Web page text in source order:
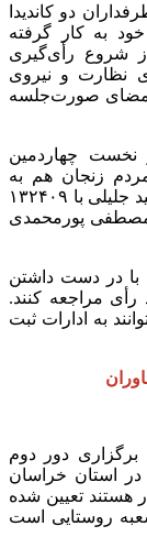
۸ صبح دیروز طرفداران دو کاندیدا
خود به کار گرفته
شروع رأی‌گیری
نظارت و نیروی
امضای صورت‌جلسه
چهاردمین
درصد و آرای مردم زنجان هم به
ترتیب به مسعود پزشکیان با ۱۹۵۱۶۵ رای ، سعید جلیلی با ۱۳۲۴۰۹
۴۸۴۷۹ رای و نهایتاً مصطفی پورمحمدی
با در دست داشتن
مراجعه کنند.
به ادارات ثبت
برگزاری دور دوم
شعبه اخذ رأی در استان خراسان
ثابت و ۳۶۸ شعبه سیار هستند تعیین شده
کل آنها ۳۵۲ شعبه شهری و ۴۳۰ شعبه روستایی است